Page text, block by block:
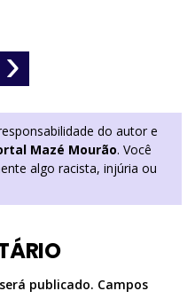
›
do autor e
Mazé Mourão. Você
algo racista, injúria ou
publicado. Campos